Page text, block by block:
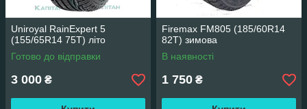
Uniroyal RainExpert 5
(155/65R14 75T) літо
Готово до відправки
3 000 ₴
Firemax FM805 (185/60R14
82T) зимова
В наявності
1 750 ₴